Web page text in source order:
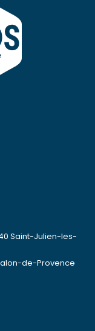
Saint-Julien-les-
de-Provence